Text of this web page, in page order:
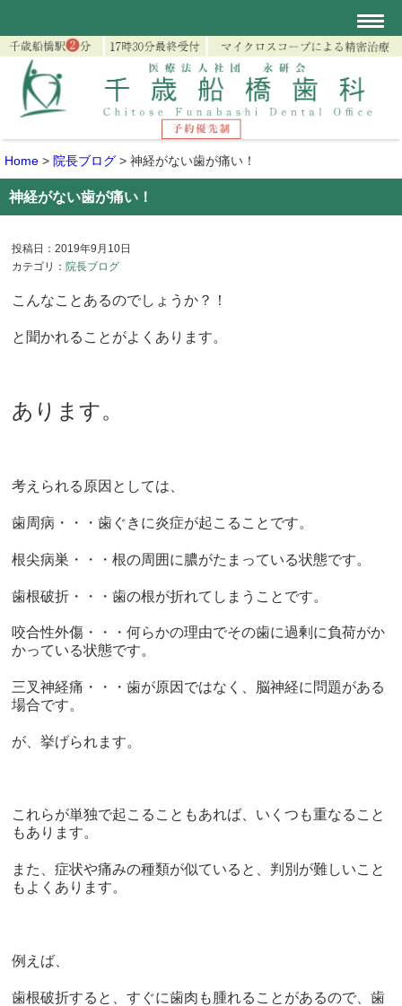
Home > 院長ブログ > 神経がない歯が痛い！
神経がない歯が痛い！
投稿日：2019年9月10日
カテゴリ： 院長ブログ
こんなことあるのでしょうか？！
と聞かれることがよくあります。
あります。
考えられる原因としては、
歯周病 ・・・歯ぐきに炎症が起こることです。
根尖病巣・・・根の周囲に膿がたまっている状態です。
歯根破折・・・歯の根が折れてしまうことです。
咬合性外傷・・・何らかの理由でその歯に過剰に負荷がか
かっている状態です。
三叉神経痛・・・歯が原因ではなく、脳神経に問題がある
場合です。
が、挙げられます。
これらが単独で起こることもあれば、いくつも重なること
もあります。
また、症状や痛みの種類が似ていると、判別が難しいこと
もよくあります。
例えば、
歯根破折すると、すぐに歯肉も腫れることがあるので、歯